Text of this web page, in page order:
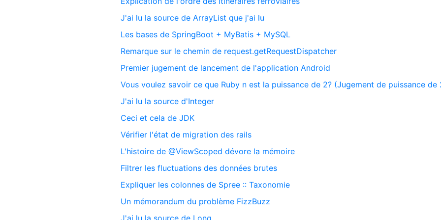
J'ai lu la source de ArrayList que j'ai lu
Les bases de SpringBoot + MyBatis + MySQL
Remarque sur le chemin de request.getRequestDispatcher
Premier jugement de lancement de l'application Android
Vous voulez savoir ce que Ruby n est la puissance de 2? (Jugement de puissance de
J'ai lu la source d'Integer
Ceci et cela de JDK
Vérifier l'état de migration des rails
L'histoire de @ViewScoped dévore la mémoire
Filtrer les fluctuations des données brutes
Expliquer les colonnes de Spree :: Taxonomie
Un mémorandum du problème FizzBuzz
J'ai lu la source de Long